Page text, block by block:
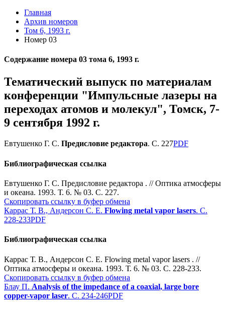
Главная
Архив номеров
Том 6, 1993 г.
Номер 03
Содержание номера 03 тома 6, 1993 г.
Тематический выпуск по материалам
конференции "Импульсные лазеры на
переходах атомов и молекул", Томск, 7-
9 сентября 1992 г.
Евтушенко Г. С. Предисловие редактора. С. 227PDF
Библиографическая ссылка
Евтушенко Г. С. Предисловие редактора . // Оптика атмосферы
и океана. 1993. Т. 6. № 03. С. 227.
Скопировать ссылку в буфер обмена
Каррас Т. В., Андерсон С. Е. Flowing metal vapor lasers. С.
228-233PDF
Библиографическая ссылка
Каррас Т. В., Андерсон С. Е. Flowing metal vapor lasers . //
Оптика атмосферы и океана. 1993. Т. 6. № 03. С. 228-233.
Скопировать ссылку в буфер обмена
Блау П. Analysis of the impedance of a coaxial, large bore
copper-vapor laser. С. 234-246PDF